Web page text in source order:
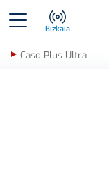
Bizkaia
Caso Plus Ultra